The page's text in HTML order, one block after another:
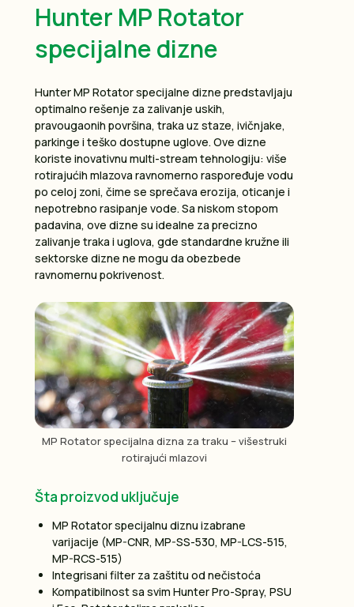
Hunter MP Rotator
specijalne dizne
Hunter MP Rotator specijalne dizne predstavljaju
optimalno rešenje za zalivanje uskih,
pravougaonih površina, traka uz staze, ivičnjake,
parkinge i teško dostupne uglove. Ove dizne
koriste inovativnu multi-stream tehnologiju: više
rotirajućih mlazova ravnomerno raspoređuje vodu
po celoj zoni, čime se sprečava erozija, oticanje i
nepotrebno rasipanje vode. Sa niskom stopom
padavina, ove dizne su idealne za precizno
zalivanje traka i uglova, gde standardne kružne ili
sektorske dizne ne mogu da obezbede
ravnomernu pokrivenost.
MP Rotator specijalna dizna za traku – višestruki
rotirajući mlazovi
Šta proizvod uključuje
MP Rotator specijalnu diznu izabrane
varijacije (MP-CNR, MP-SS-530, MP-LCS-515,
MP-RCS-515)
Integrisani filter za zaštitu od nečistoća
Kompatibilnost sa svim Hunter Pro-Spray, PSU